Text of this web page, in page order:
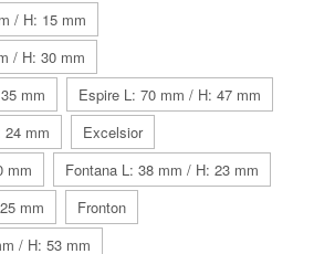
/ H: 15 mm
/ H: 30 mm
mm
Espire L: 70 mm / H: 47 mm
24 mm
Excelsior
mm
Fontana L: 38 mm / H: 23 mm
mm
Fronton
/ H: 53 mm